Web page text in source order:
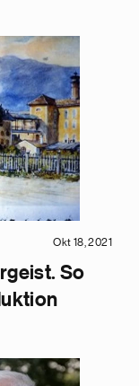
Okt 18, 2021
So